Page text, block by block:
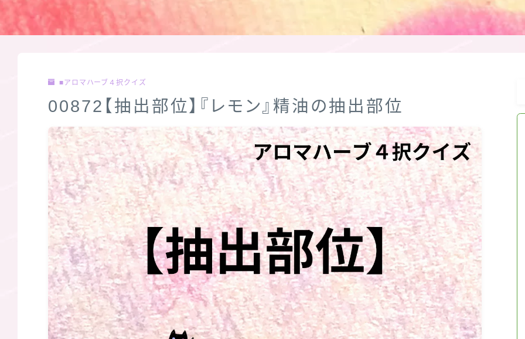
FAQ
サイトマップ
■アロマハーブ４択クイズ
00872【抽出部位】『レモン』精油の抽出部位